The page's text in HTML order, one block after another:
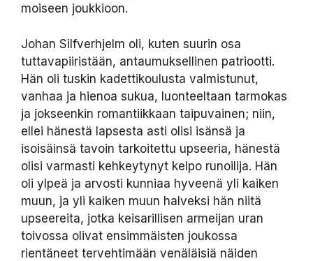
moiseen joukkioon.
Johan Silfverhjelm oli, kuten suurin osa
tuttavapiiristään, antaumuksellinen patriootti.
Hän oli tuskin kadettikoulusta valmistunut,
vanhaa ja hienoa sukua, luonteeltaan tarmokas
ja jokseenkin romantiikkaan taipuvainen; niin,
ellei hänestä lapsesta asti olisi isänsä ja
isoisäinsä tavoin tarkoitettu upseeria, hänestä
olisi varmasti kehkeytynyt kelpo runoilija. Hän
oli ylpeä ja arvosti kunniaa hyveenä yli kaiken
muun, ja yli kaiken muun halveksi hän niitä
upseereita, jotka keisarillisen armeijan uran
toivossa olivat ensimmäisten joukossa
rientäneet tervehtimään venäläisiä näiden